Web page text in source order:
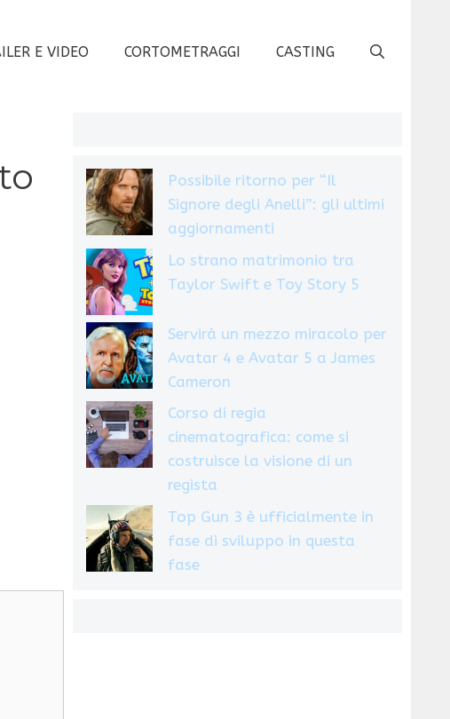
E VIDEO CORTOMETRAGGI CASTING
Possibile ritorno per “Il
Signore degli Anelli”: gli ultimi
aggiornamenti
Lo strano matrimonio tra
Taylor Swift e Toy Story 5
Servirà un mezzo miracolo per
Avatar 4 e Avatar 5 a James
Cameron
Corso di regia
cinematografica: come si
costruisce la visione di un
regista
Top Gun 3 è ufficialmente in
fase di sviluppo in questa
fase